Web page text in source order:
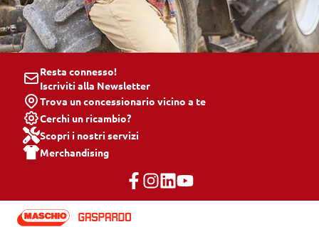
Resta connesso!
Iscriviti alla Newsletter
Trova un concessionario vicino a te
Cerchi un ricambio?
Scopri i nostri servizi
Merchandising